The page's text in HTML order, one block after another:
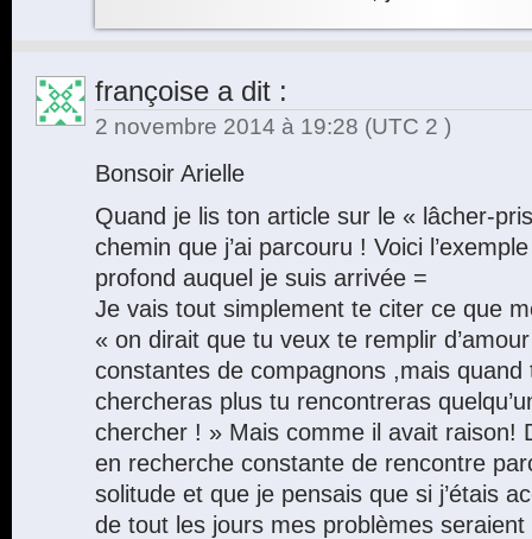
françoise a dit :
2 novembre 2014 à 19:28 (UTC 2 )
Bonsoir Arielle
Quand je lis ton article sur le « lâcher-
chemin que j’ai parcouru ! Voici
profond auquel je suis arrivée =
Je vais tout simplement te citer ce que
« on dirait que tu veux te remplir
constantes de compagnons ,mais
chercheras plus tu rencontreras
chercher ! » Mais comme il avait raison!
en recherche constante de rencontre
solitude et que je pensais que si j’étais
de tout les jours mes problèmes seraient